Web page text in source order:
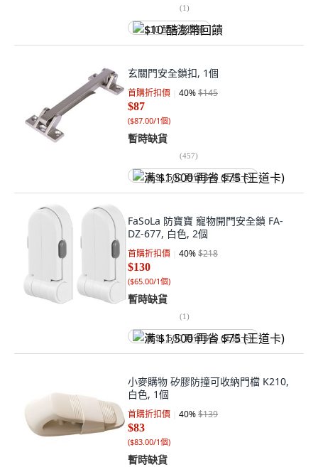
(1)
$10 酷澎幣回饋
玄關門安全鎖扣, 1個
首購折扣價 40%$145
$87
($87.00/1個)
暫時缺貨
(457)
满 $1,500 再省 $75 (王道卡)
FaSoLa 防寶寶 寵物開門安全鎖 FA-
DZ-677, 白色, 2個
首購折扣價 40%$218
$130
($65.00/1個)
暫時缺貨
(1)
满 $1,500 再省 $75 (王道卡)
小麥購物 矽膠防撞可收納門檔 K210,
白色, 1個
首購折扣價 40%$139
$83
($83.00/1個)
暫時缺貨